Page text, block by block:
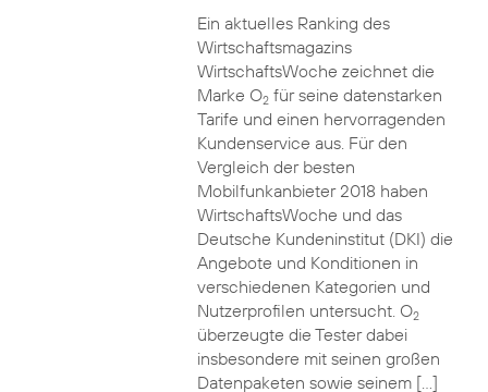
Ein aktuelles Ranking des
Wirtschaftsmagazins
WirtschaftsWoche zeichnet die
Marke O2für seine datenstarken
Tarife und einen hervorragenden
Kundenservice aus. Für den
Vergleich der besten
Mobilfunkanbieter 2018 haben
WirtschaftsWoche und das
Deutsche Kundeninstitut (DKI) die
Angebote und Konditionen in
verschiedenen Kategorien und
Nutzerprofilen untersucht. O2
überzeugte die Tester dabei
insbesondere mit seinen großen
Datenpaketen sowie seinem […]